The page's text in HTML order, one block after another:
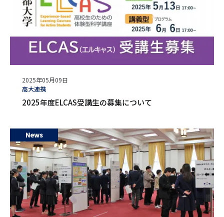
公
開
日
2025年05月09日
タ
グ
高大連携
2025年度ELCAS受講生の募集について
News